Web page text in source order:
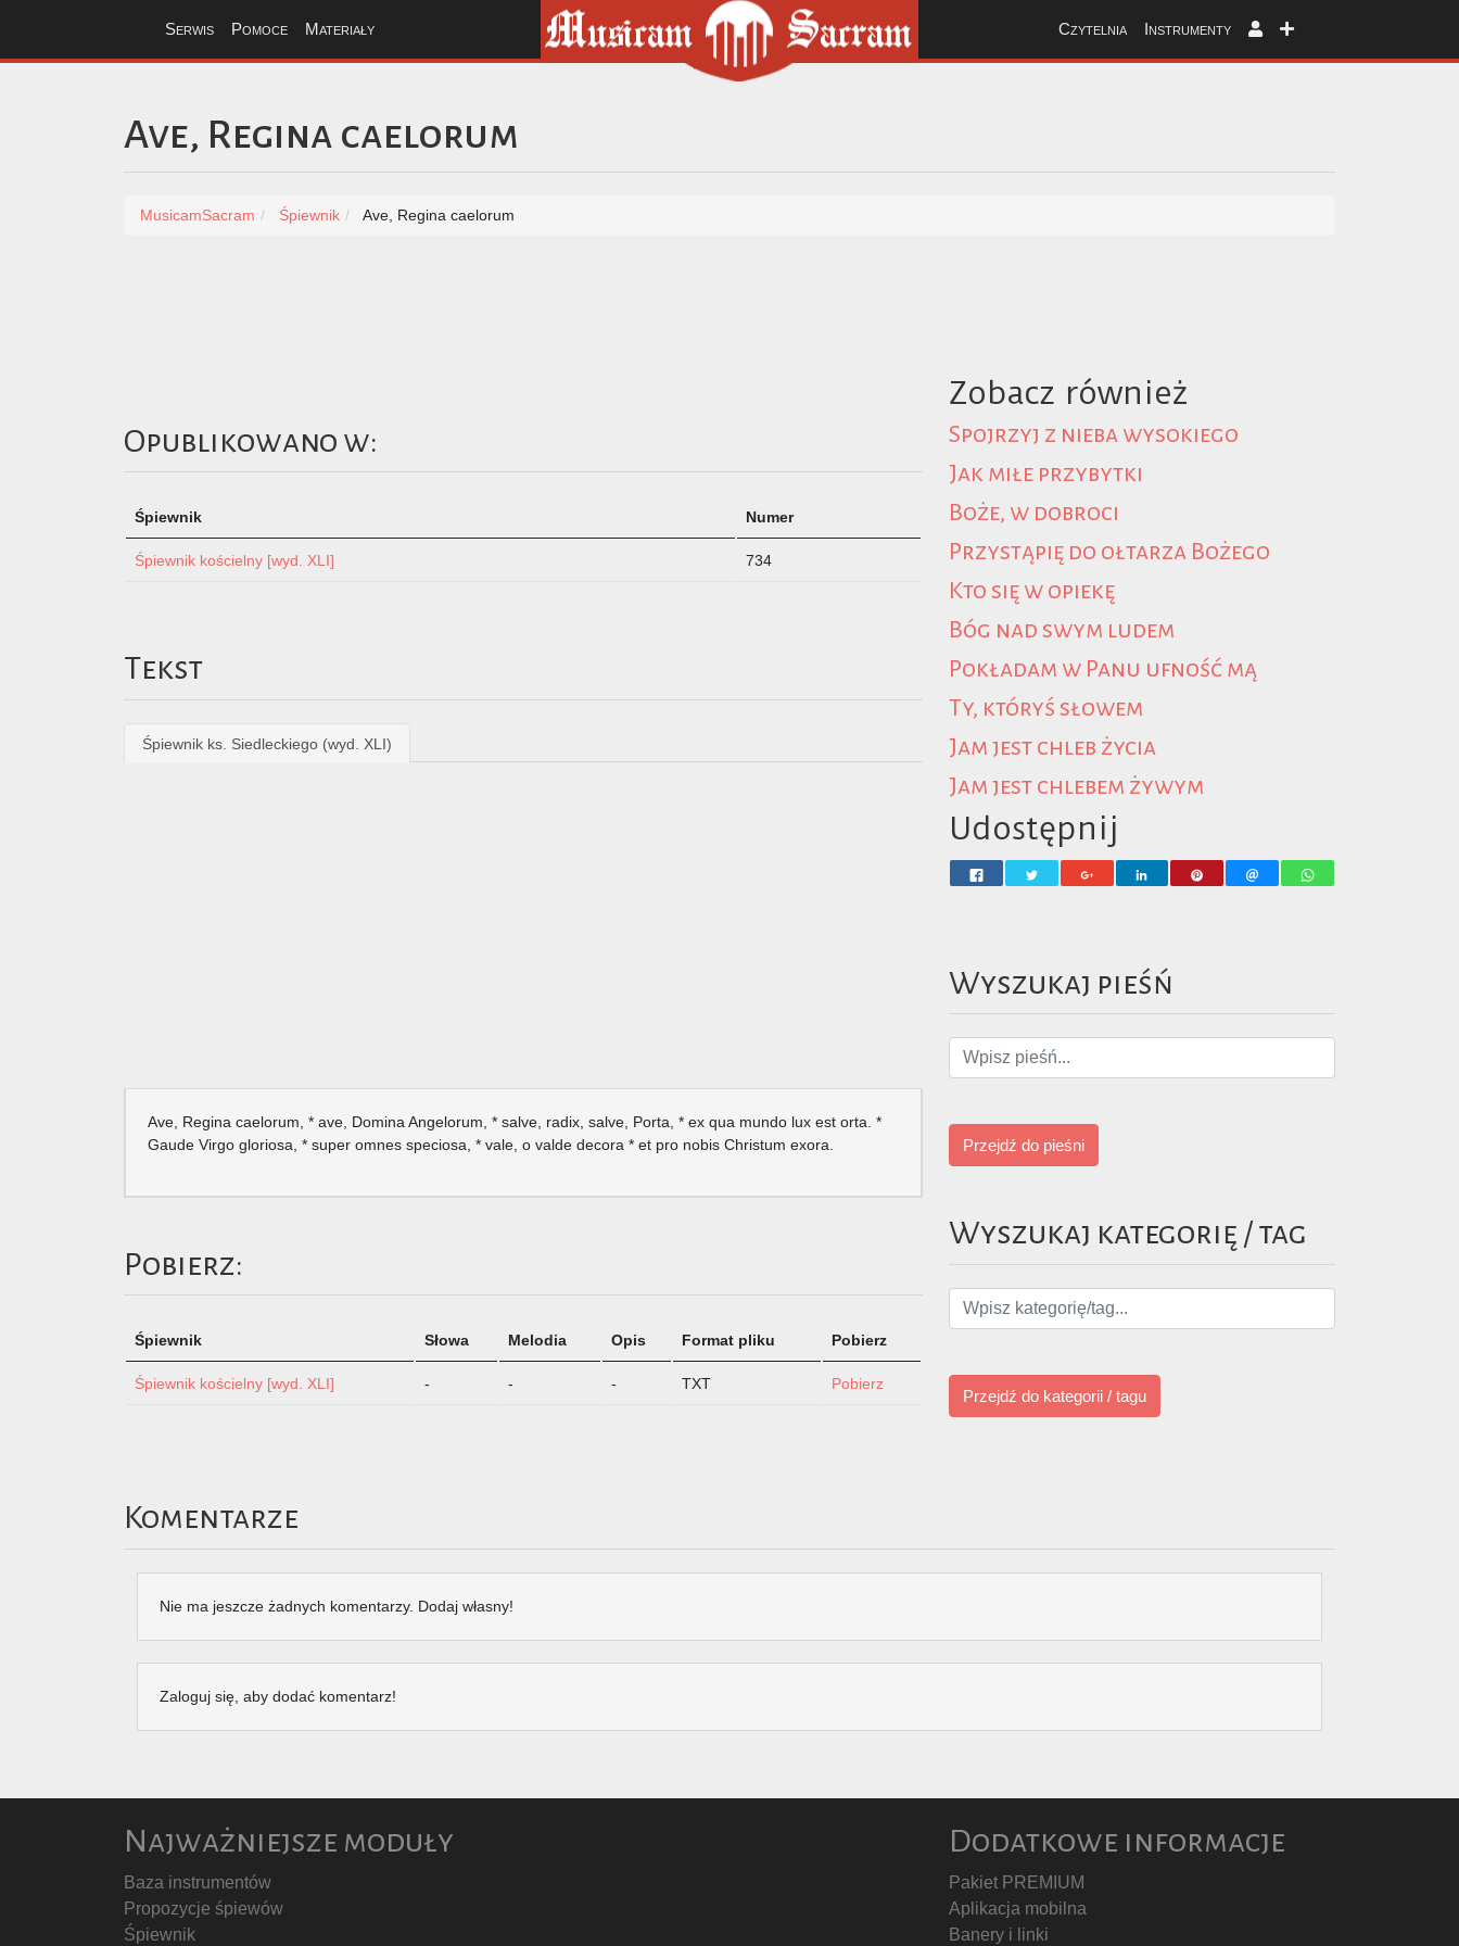
Serwis Pomoce Materiały Czytelnia Instrumenty
Ave, Regina caelorum
MusicamSacram Śpiewnik Ave, Regina caelorum
Opublikowano w:
Śpiewnik Numer
Śpiewnik kościelny [wyd. XLI] 734
Tekst
Śpiewnik ks. Siedleckiego (wyd. XLI)
Ave, Regina caelorum, * ave, Domina Angelorum, * salve, radix, salve, Porta, * ex qua mundo lux est orta. *
Gaude Virgo gloriosa, * super omnes speciosa, * vale, o valde decora * et pro nobis Christum exora.
Pobierz:
Śpiewnik Słowa Melodia Opis Format pliku Pobierz
Śpiewnik kościelny [wyd. XLI] - - - TXT Pobierz
Zobacz również
Spojrzyj z nieba wysokiego
Jak miłe przybytki
Boże, w dobroci
Przystąpię do ołtarza Bożego
Kto się w opiekę
Bóg nad swym ludem
Pokładam w Panu ufność mą
Ty, któryś słowem
Jam jest chleb życia
Jam jest chlebem żywym
Udostępnij
Wyszukaj pieśń
Przejdź do pieśni
Wyszukaj kategorię / tag
Przejdź do kategorii / tagu
Komentarze
Nie ma jeszcze żadnych komentarzy. Dodaj własny!
Zaloguj się, aby dodać komentarz!
Najważniejsze moduły
Baza instrumentów
Propozycje śpiewów
Śpiewnik
Dodatkowe informacje
Pakiet PREMIUM
Aplikacja mobilna
Banery i linki